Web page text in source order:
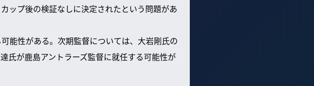
ップ後の検証なしに決定されたという問題があ
能性がある。次期監督については、大岩剛氏の
氏が鹿島アントラーズ監督に就任する可能性が